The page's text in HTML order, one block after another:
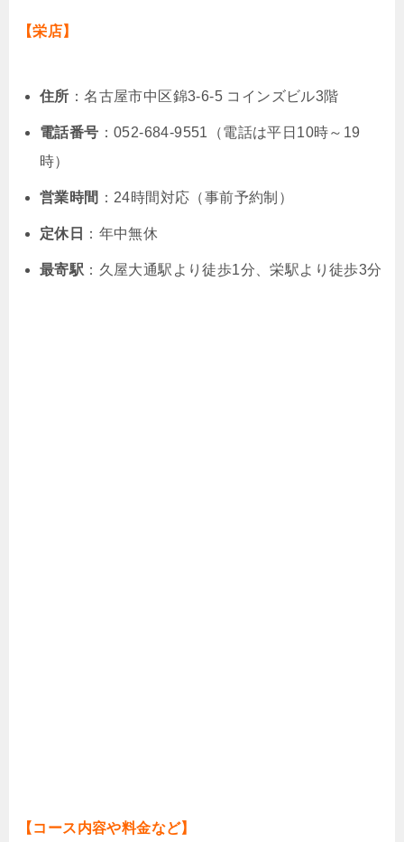
【栄店】
住所 ：名古屋市中区錦3-6-5 コインズビル3階
電話番号 ：052-684-9551（電話は平日10時～19
時）
営業時間 ：24時間対応（事前予約制）
定休日 ：年中無休
最寄駅 ：久屋大通駅より徒歩1分、栄駅より徒歩3分
【コース内容や料金など】